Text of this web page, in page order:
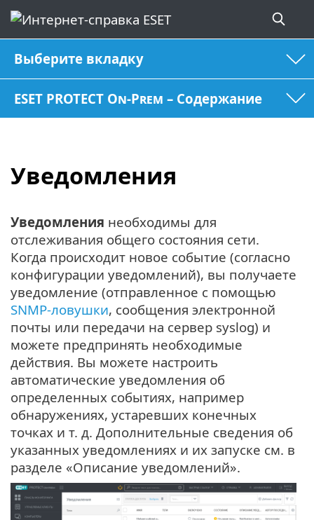
Выберите вкладку
ESET PROTECT On-Prem – Содержание
Уведомления
Уведомления необходимы для
отслеживания общего состояния сети.
Когда происходит новое событие (согласно
конфигурации уведомлений), вы получаете
уведомление (отправленное с помощью
SNMP-ловушки, сообщения электронной
почты или передачи на сервер syslog) и
можете предпринять необходимые
действия. Вы можете настроить
автоматические уведомления об
определенных событиях, например
обнаружениях, устаревших конечных
точках и т. д. Дополнительные сведения об
указанных уведомлениях и их запуске см. в
разделе «Описание уведомлений».